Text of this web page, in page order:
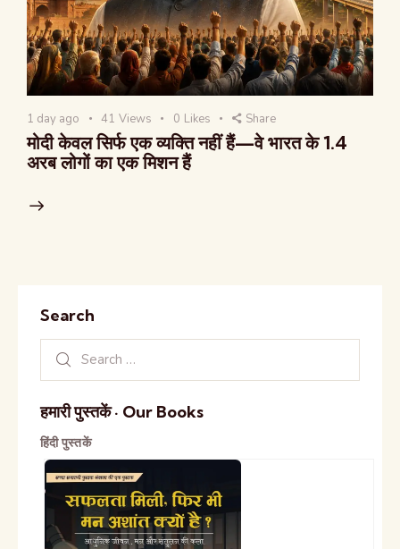
1 day ago 41 Views 0 Likes Share
मोदी केवल सिर्फ एक व्यक्ति नहीं हैं—वे भारत के 1.4
अरब लोगों का एक मिशन हैं
Search
हमारी पुस्तकें · Our Books
हिंदी पुस्तकें